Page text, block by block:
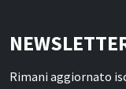
Rimani aggiornato